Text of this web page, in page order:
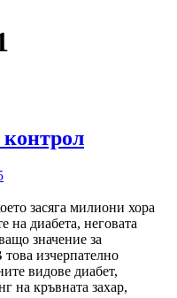
засяга милиони хора
на диабета, неговата
значение за
изчерпателно
видове диабет,
на кръвната захар,